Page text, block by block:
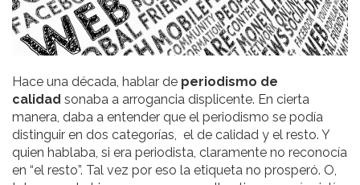
Hace una década, hablar de periodismo de
calidad sonaba a arrogancia displicente. En cierta
manera, daba a entender que el periodismo se podía
distinguir en dos categorías, el de calidad y el resto. Y
quien hablaba, si era periodista, claramente no reconocía
en “el resto”. Tal vez por eso la etiqueta no prosperó. O,